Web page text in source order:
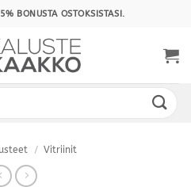
BONUSTA OSTOKSISTASI.
/ Vitriinit